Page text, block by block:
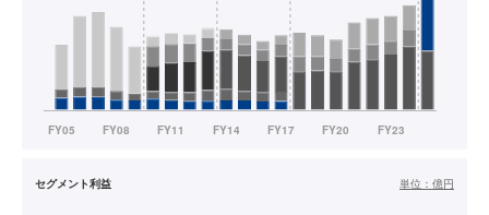
セグメント利益 単位： 億円